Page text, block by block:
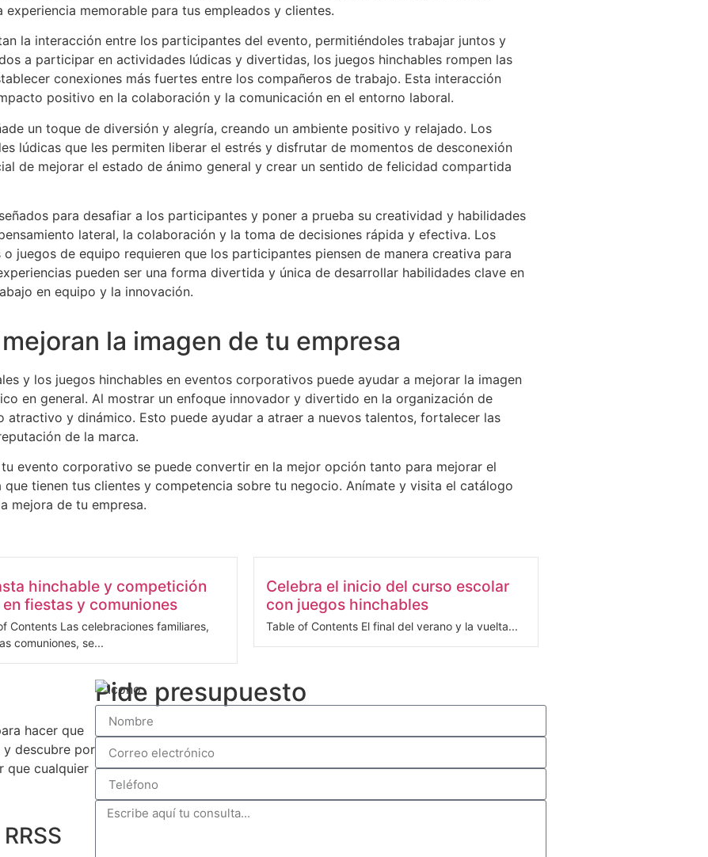
memorable para tus empleados y clientes.
la interacción entre los participantes del evento, permitiéndoles trabajar juntos y
a participar en actividades lúdicas y divertidas, los juegos hinchables rompen las
conexiones más fuertes entre los compañeros de trabajo. Esta interacción
positivo en la colaboración y la comunicación en el entorno laboral.
un toque de diversión y alegría, creando un ambiente positivo y relajado. Los
lúdicas que les permiten liberar el estrés y disfrutar de momentos de desconexión
de mejorar el estado de ánimo general y crear un sentido de felicidad compartida
para desafiar a los participantes y poner a prueba su creatividad y habilidades
lateral, la colaboración y la toma de decisiones rápida y efectiva. Los
juegos de equipo requieren que los participantes piensen de manera creativa para
pueden ser una forma divertida y única de desarrollar habilidades clave en
en equipo y la innovación.
la imagen de tu empresa
y los juegos hinchables en eventos corporativos puede ayudar a mejorar la imagen
en general. Al mostrar un enfoque innovador y divertido en la organización de
y dinámico. Esto puede ayudar a atraer a nuevos talentos, fortalecer las
de la marca.
evento corporativo se puede convertir en la mejor opción tanto para mejorar el
tienen tus clientes y competencia sobre tu negocio. Anímate y visita el catálogo
mejora de tu empresa.
hinchable y competición
en fiestas y comuniones
Contents Las celebraciones familiares,
comuniones, se...
Celebra el inicio del curso escolar
con juegos hinchables
Table of Contents El final del verano y la vuelta...
hacer que
descubre por
que cualquier
Pide presupuesto